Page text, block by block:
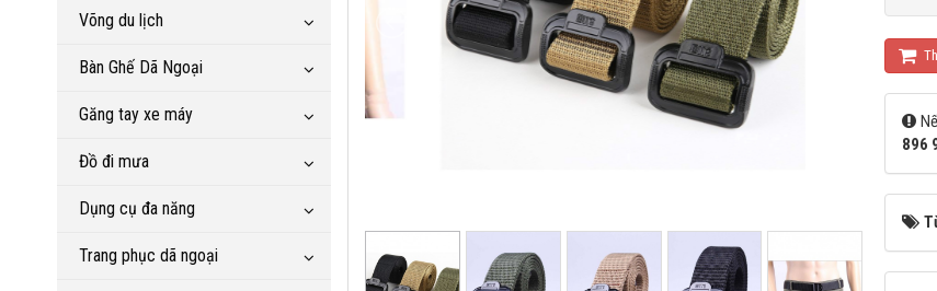
896
Võng du lịch
Bàn Ghế Dã Ngoại
Găng tay xe máy
Đồ đi mưa
Dụng cụ đa năng
Trang phục dã ngoại